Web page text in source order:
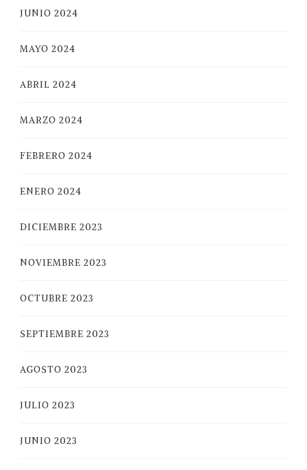
JUNIO 2024
MAYO 2024
ABRIL 2024
MARZO 2024
FEBRERO 2024
ENERO 2024
DICIEMBRE 2023
NOVIEMBRE 2023
OCTUBRE 2023
SEPTIEMBRE 2023
AGOSTO 2023
JULIO 2023
JUNIO 2023